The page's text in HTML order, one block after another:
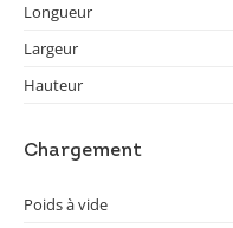
Longueur
Largeur
Hauteur
Chargement
Poids à vide